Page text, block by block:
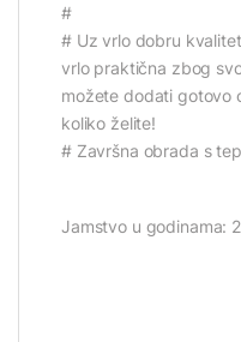
#
# Uz vrlo dobru
vrlo praktična zbog
možete dodati gotovo
koliko želite!
# Završna obrada s
Jamstvo u godinama: